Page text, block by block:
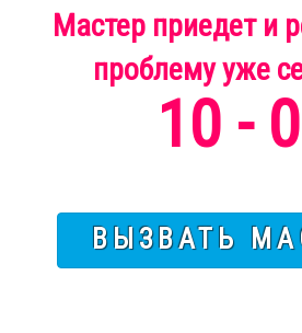
Мастер приедет и
проблемууже
10 -
ВЫЗВАТЬ